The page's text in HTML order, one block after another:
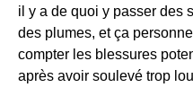
il y a de quoi y passer des
des plumes, et ça
compter les blessures
après avoir soulevé trop